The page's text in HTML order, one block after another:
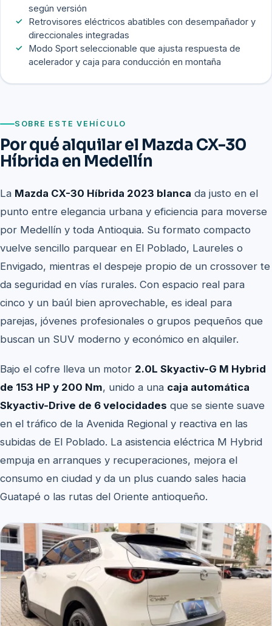
según versión
Retrovisores eléctricos abatibles con desempañador y
direccionales integradas
Modo Sport seleccionable que ajusta respuesta de
acelerador y caja para conducción en montaña
SOBRE ESTE VEHÍCULO
Por qué alquilar el Mazda CX-30
Híbrida en Medellín
La Mazda CX-30 Híbrida 2023 blanca da justo en el
punto entre elegancia urbana y eficiencia para moverse
por Medellín y toda Antioquia. Su formato compacto
vuelve sencillo parquear en El Poblado, Laureles o
Envigado, mientras el despeje propio de un crossover te
da seguridad en vías rurales. Con espacio real para
cinco y un baúl bien aprovechable, es ideal para
parejas, jóvenes profesionales o grupos pequeños que
buscan un SUV moderno y económico en alquiler.
Bajo el cofre lleva un motor 2.0L Skyactiv-G M Hybrid
de 153 HP y 200 Nm, unido a una caja automática
Skyactiv-Drive de 6 velocidades que se siente suave
en el tráfico de la Avenida Regional y reactiva en las
subidas de El Poblado. La asistencia eléctrica M Hybrid
empuja en arranques y recuperaciones, mejora el
consumo en ciudad y da un plus cuando sales hacia
Guatapé o las rutas del Oriente antioqueño.